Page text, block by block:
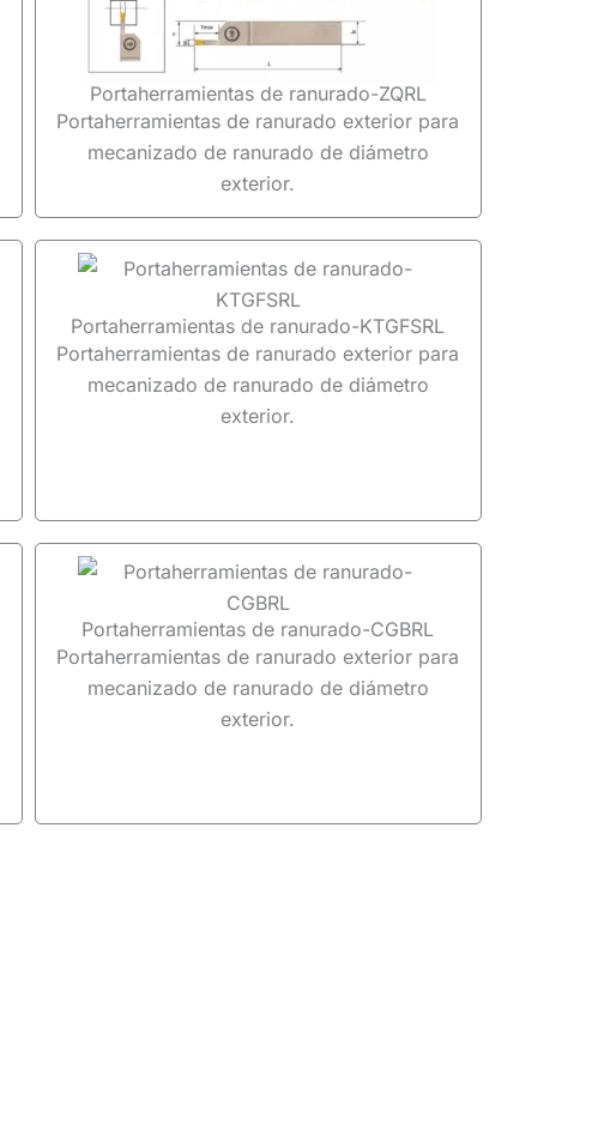
Portaherramientas de ranurado-ZQRL
Portaherramientas de ranurado exterior para
mecanizado de ranurado de diámetro
exterior.
Portaherramientas de ranurado-KTGFSRL
Portaherramientas de ranurado exterior para
mecanizado de ranurado de diámetro
exterior.
Portaherramientas de ranurado-CGBRL
Portaherramientas de ranurado exterior para
mecanizado de ranurado de diámetro
exterior.